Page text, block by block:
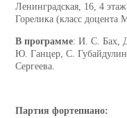
Ленинградская, 16, 4
Горелика (класс доцента
В программе: И. С. Бах,
Ю. Ганцер, С.
Сергеева.
Партия фортепиано: